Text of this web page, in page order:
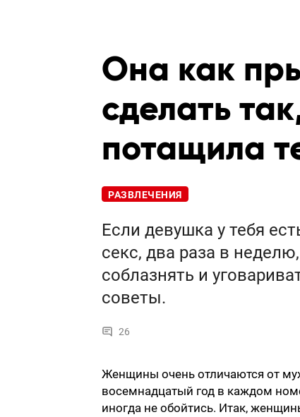
Она как
сделать
потащила
РАЗВЛЕЧЕНИЯ
Если девушка у тебя
секс, два раза в
соблазнять и
советы.
26
Женщины очень отличаются от
восемнадцатый год в каждом
иногда не обойтись. Итак,